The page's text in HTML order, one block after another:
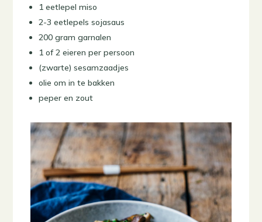
1 eetlepel miso
2-3 eetlepels sojasaus
200 gram garnalen
1 of 2 eieren per persoon
(zwarte) sesamzaadjes
olie om in te bakken
peper en zout